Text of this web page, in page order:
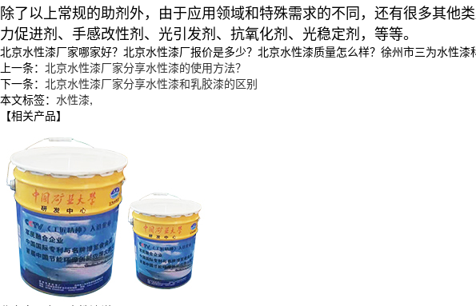
除了以上常规的助剂外，由于应用领域和特殊需求的不同，还有很多其他
力促进剂、手感改性剂、光引发剂、抗氧化剂、光稳定剂，等等。
北京水性漆厂家哪家好？北京水性漆厂报价是多少？北京水性漆质量怎么样？徐州市三为水性
上一条： 北京水性漆厂家分享水性漆的使用方法？
下一条： 北京水性漆厂家分享水性漆和乳胶漆的区别
本文标签： 水性漆,
【相关产品】